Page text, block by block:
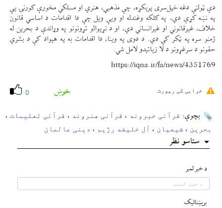
دې ټولنې دغه خپل‌سری پرېکړه، چې مذهبي، هنري او مسلکي مخورې کورنۍ یې
په نښه کړې دي، په کلکه وغندله او ویې ویل چې دا اقدامات د اساسي قانون
خلاف، غیرقانوني او غیرانساني دي، او د نړیوالو تړونونو په وړاندې د بحرین له
ژمنو سره په ټکر کې دي. د دوی په وینا، دا اقدامات به په هېواد کې د بشري
حقونو د سرغړونو د لا زیاتېدو لامل شي.
https://iqna.ir/fa/news/4351769
0 خوښ خرابی کی رپورٹ
بچوې: قرآنی خبرونه ، قرآنی هنرونه ، قرآنی تعلیمات ،
بحرین ، شیعیان ، آل خلیفه رژیم ، دینی عالمان
ستاسو نظر
د خبر لمبر
بريښناليک